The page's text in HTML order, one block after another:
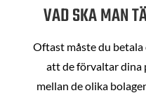
VAD SKA MAN
Oftast måste du
att de förvaltar dina
mellan de olika